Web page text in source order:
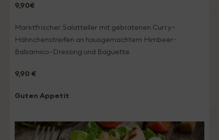
9,90€
Marktfrischer Salatteller mit gebratenen Curry-
Hähnchenstreifen an hausgemachtem Himbeer-
Balsamico-Dressing und Baguette
9,90 €
Guten Appetit